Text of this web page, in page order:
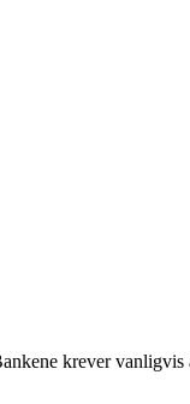
krever vanligvis